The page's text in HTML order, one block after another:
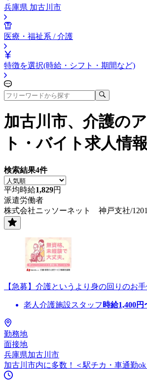
兵庫県 加古川市
医療・福祉系 / 介護
特徴を選択(時給・シフト・期間など)
加古川市、介護の
ト・バイト求人情報
検索結果4件
平均時給1,829円
派遣労働者
株式会社ニッソーネット 神戸支社/
【急募】介護というより身の回りのお
老人介護施設スタッフ 時給1,400円
勤務地
面接地
兵庫県加古川市
加古川市内に多数！＜駅チカ・車通勤ok